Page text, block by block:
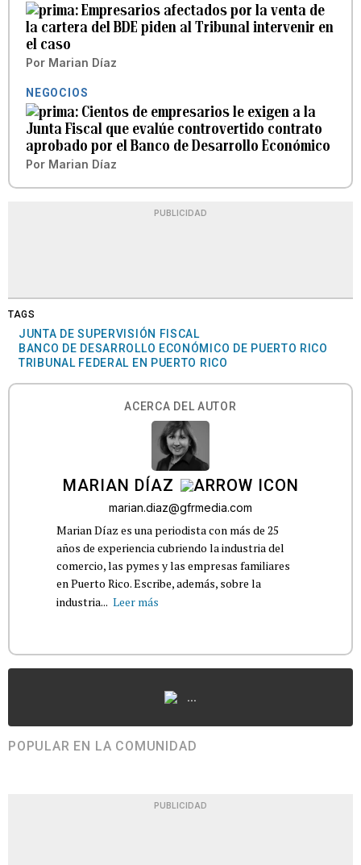
Empresarios afectados por la venta de
la cartera del BDE piden al Tribunal intervenir en
el caso
Por Marian Díaz
NEGOCIOS
Cientos de empresarios le exigen a la
Junta Fiscal que evalúe controvertido contrato
aprobado por el Banco de Desarrollo Económico
Por Marian Díaz
PUBLICIDAD
TAGS
JUNTA DE SUPERVISIÓN FISCAL
BANCO DE DESARROLLO ECONÓMICO DE PUERTO RICO
TRIBUNAL FEDERAL EN PUERTO RICO
ACERCA DEL AUTOR
MARIAN DÍAZ
marian.diaz@gfrmedia.com
Marian Díaz es una periodista con más de 25
años de experiencia cubriendo la industria del
comercio, las pymes y las empresas familiares
en Puerto Rico. Escribe, además, sobre la
industria... Leer más
...
POPULAR EN LA COMUNIDAD
PUBLICIDAD